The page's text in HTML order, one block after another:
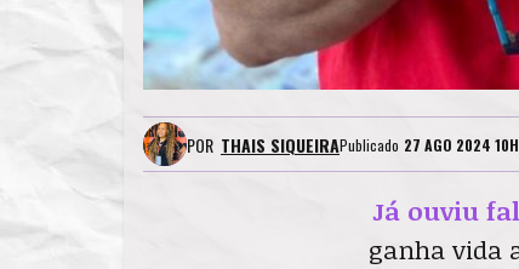
POR THAIS SIQUEIRAPublicado 27 AGO 2024
Já ouviu
ganha vida